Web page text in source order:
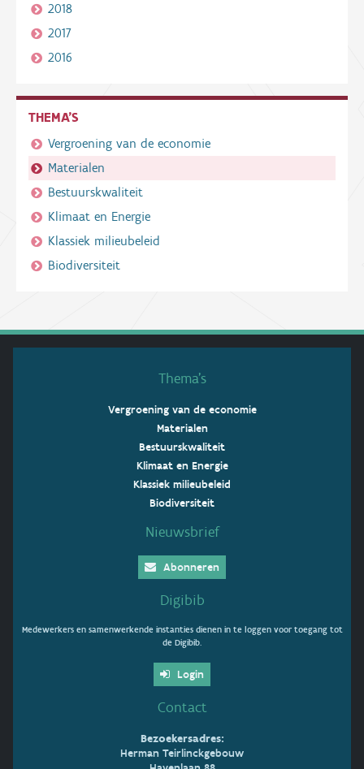
2018
2017
2016
THEMA'S
Vergroening van de economie
Materialen
Bestuurskwaliteit
Klimaat en Energie
Klassiek milieubeleid
Biodiversiteit
Thema’s
Vergroening van de economie
Materialen
Bestuurskwaliteit
Klimaat en Energie
Klassiek milieubeleid
Biodiversiteit
Nieuwsbrief
Abonneren
Digibib
Medewerkers en samenwerkende instanties dienen in te loggen voor toegang tot
de Digibib.
Login
Contact
Bezoekersadres:
Herman Teirlinckgebouw